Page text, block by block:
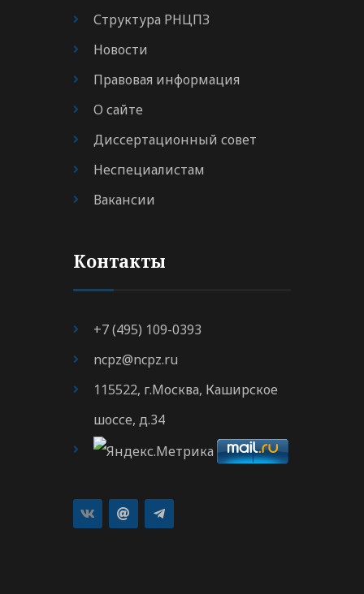
Структура РНЦПЗ
Новости
Правовая информация
О сайте
Диссертационный совет
Неспециалистам
Вакансии
Контакты
+7 (495) 109-0393
ncpz@ncpz.ru
115522, г.Москва, Каширское
шоссе, д.34